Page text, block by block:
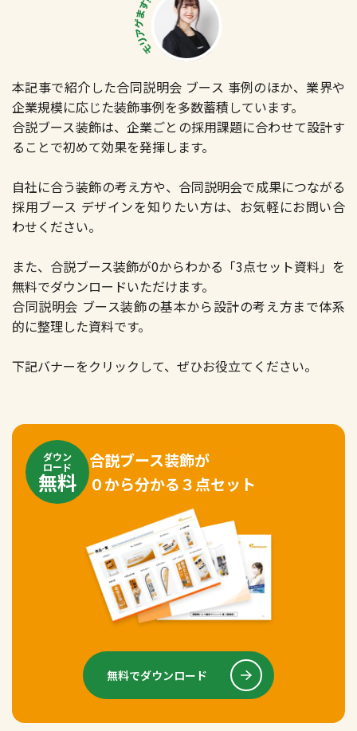
本記事で紹介した合同説明会 ブース 事例のほか、業界や
企業規模に応じた装飾事例を多数蓄積しています。
合説ブース装飾は、企業ごとの採用課題に合わせて設計す
ることで初めて効果を発揮します。
自社に合う装飾の考え方や、合同説明会で成果につながる
採用ブース デザインを知りたい方は、お気軽にお問い合
わせください。
また、合説ブース装飾が0からわかる「3点セット資料」を
無料でダウンロードいただけます。
合同説明会 ブース装飾の基本から設計の考え方まで体系
的に整理した資料です。
下記バナーをクリックして、ぜひお役立てください。
ダウン
ロード
無料
合説ブース装飾が
０から分かる３点セット
無料でダウンロード